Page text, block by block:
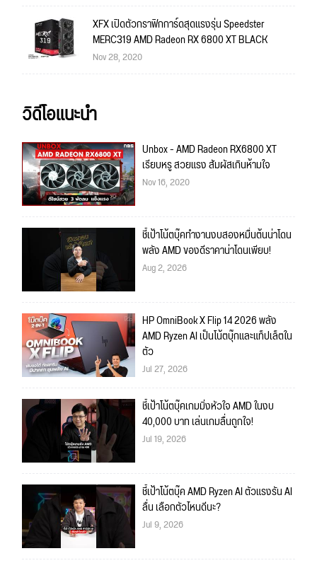
XFX เปิดตัวกราฟิกการ์ดสุดแรงรุ่น Speedster
MERC319 AMD Radeon RX 6800 XT BLACK
Nov 28, 2020
วิดีโอแนะนำ
Unbox - AMD Radeon RX6800 XT
เรียบหรู สวยแรง สัมผัสเกินห้ามใจ
Nov 16, 2020
ชี้เป้าโน้ตบุ๊คทำงานงบสองหมื่นต้นน่าโดน
พลัง AMD ของดีราคาน่าโดนเพียบ!
Aug 2, 2026
HP OmniBook X Flip 14 2026 พลัง
AMD Ryzen AI เป็นโน้ตบุ๊กและแท็ปเล็ตใน
ตัว
Jul 27, 2026
ชี้เป้าโน้ตบุ๊คเกมมิ่งหัวใจ AMD ในงบ
40,000 บาท เล่นเกมลื่นถูกใจ!
Jul 19, 2026
ชี้เป้าโน้ตบุ๊ค AMD Ryzen AI ตัวแรงรัน AI
ลื่น เลือกตัวไหนดีนะ?
Jul 9, 2026